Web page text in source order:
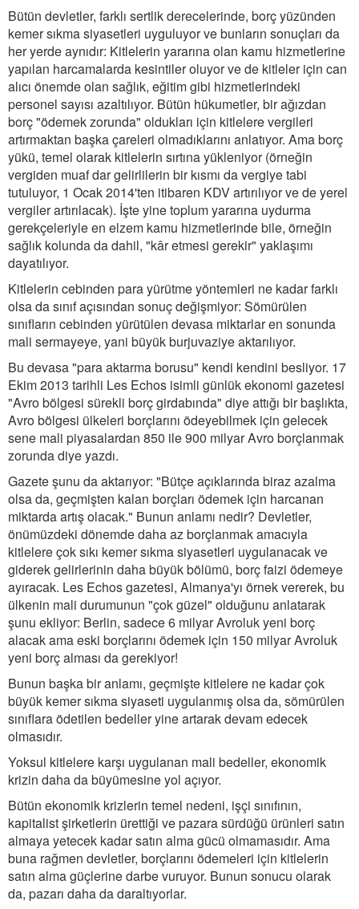
Bütün devletler, farklı sertlik derecelerinde, borç yüzünden
kemer sıkma siyasetleri uyguluyor ve bunların sonuçları da
her yerde aynıdır: Kitlelerin yararına olan kamu hizmetlerine
yapılan harcamalarda kesintiler oluyor ve de kitleler için can
alıcı önemde olan sağlık, eğitim gibi hizmetlerindeki
personel sayısı azaltılıyor. Bütün hükumetler, bir ağızdan
borç "ödemek zorunda" oldukları için kitlelere vergileri
artırmaktan başka çareleri olmadıklarını anlatıyor. Ama borç
yükü, temel olarak kitlelerin sırtına yükleniyor (örneğin
vergiden muaf dar gelirlilerin bir kısmı da vergiye tabi
tutuluyor, 1 Ocak 2014'ten itibaren KDV artırılıyor ve de yerel
vergiler artırılacak). İşte yine toplum yararına uydurma
gerekçeleriyle en elzem kamu hizmetlerinde bile, örneğin
sağlık kolunda da dahil, "kâr etmesi gerekir" yaklaşımı
dayatılıyor.
Kitlelerin cebinden para yürütme yöntemleri ne kadar farklı
olsa da sınıf açısından sonuç değişmiyor: Sömürülen
sınıfların cebinden yürütülen devasa miktarlar en sonunda
mali sermayeye, yani büyük burjuvaziye aktarılıyor.
Bu devasa "para aktarma borusu" kendi kendini besliyor. 17
Ekim 2013 tarihli Les Echos isimli günlük ekonomi gazetesi
"Avro bölgesi sürekli borç girdabında" diye attığı bir başlıkta,
Avro bölgesi ülkeleri borçlarını ödeyebilmek için gelecek
sene mali piyasalardan 850 ile 900 milyar Avro borçlanmak
zorunda diye yazdı.
Gazete şunu da aktarıyor: "Bütçe açıklarında biraz azalma
olsa da, geçmişten kalan borçları ödemek için harcanan
miktarda artış olacak." Bunun anlamı nedir? Devletler,
önümüzdeki dönemde daha az borçlanmak amacıyla
kitlelere çok sıkı kemer sıkma siyasetleri uygulanacak ve
giderek gelirlerinin daha büyük bölümü, borç faizi ödemeye
ayıracak. Les Echos gazetesi, Almanya'yı örnek vererek, bu
ülkenin mali durumunun "çok güzel" olduğunu anlatarak
şunu ekliyor: Berlin, sadece 6 milyar Avroluk yeni borç
alacak ama eski borçlarını ödemek için 150 milyar Avroluk
yeni borç alması da gerekiyor!
Bunun başka bir anlamı, geçmişte kitlelere ne kadar çok
büyük kemer sıkma siyaseti uygulanmış olsa da, sömürülen
sınıflara ödetilen bedeller yine artarak devam edecek
olmasıdır.
Yoksul kitlelere karşı uygulanan mali bedeller, ekonomik
krizin daha da büyümesine yol açıyor.
Bütün ekonomik krizlerin temel nedeni, işçi sınıfının,
kapitalist şirketlerin ürettiği ve pazara sürdüğü ürünleri satın
almaya yetecek kadar satın alma gücü olmamasıdır. Ama
buna rağmen devletler, borçlarını ödemeleri için kitlelerin
satın alma güçlerine darbe vuruyor. Bunun sonucu olarak
da, pazarı daha da daraltıyorlar.